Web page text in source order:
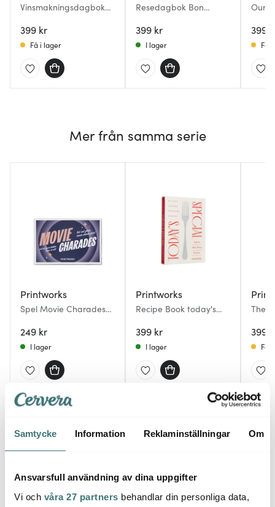
Samtycke Information Reklaminställningar Om
Ansvarsfull användning av dina uppgifter
Vi och våra 27 partners behandlar din personliga data,
Vinsmakningsdagbok
399 kr
Få i lager
Resedagbok Bon
399 kr
I lager
Our
399
Få
Mer från samma serie
Printworks
Spel Movie Charades
249 kr
I lager
Printworks
Recipe Book today's
399 kr
I lager
The
399
Få
Du kanske också gillar